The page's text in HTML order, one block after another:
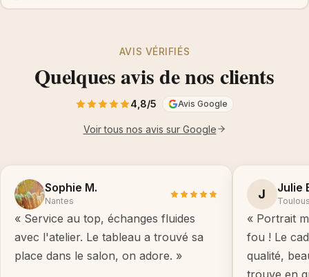
AVIS VÉRIFIÉS
Quelques avis de nos clients
4,8/5 Avis Google
Voir tous nos avis sur Google
Sophie M.
Nantes
« Service au top, échanges fluides
avec l'atelier. Le tableau a trouvé sa
place dans le salon, on adore. »
J Julie
« Portrait
fou ! Le
qualité,
trouve en